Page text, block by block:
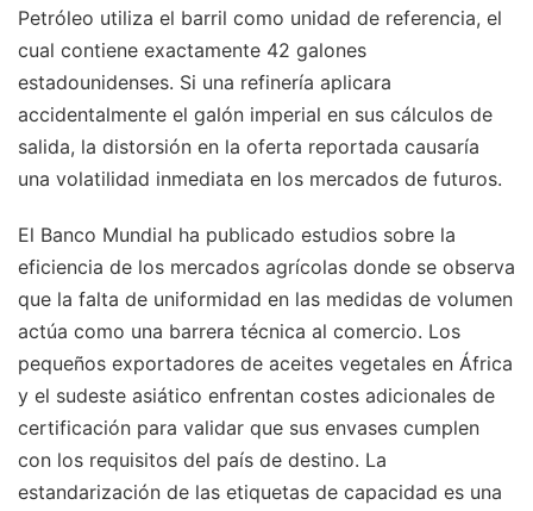
Petróleo utiliza el barril como unidad de referencia, el
cual contiene exactamente 42 galones
estadounidenses. Si una refinería aplicara
accidentalmente el galón imperial en sus cálculos de
salida, la distorsión en la oferta reportada causaría
una volatilidad inmediata en los mercados de futuros.
El Banco Mundial ha publicado estudios sobre la
eficiencia de los mercados agrícolas donde se observa
que la falta de uniformidad en las medidas de volumen
actúa como una barrera técnica al comercio. Los
pequeños exportadores de aceites vegetales en África
y el sudeste asiático enfrentan costes adicionales de
certificación para validar que sus envases cumplen
con los requisitos del país de destino. La
estandarización de las etiquetas de capacidad es una